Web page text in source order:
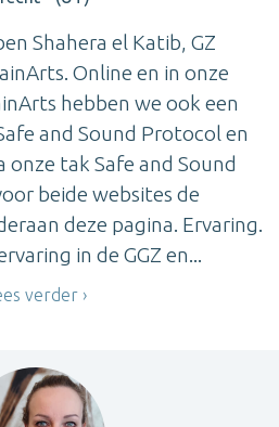
Shahera el Katib, GZ
Online en in onze
hebben we ook een
and Sound Protocol en
onze tak Safe and Sound
beide websites de
deze pagina. Ervaring.
in de GGZ en...
verder